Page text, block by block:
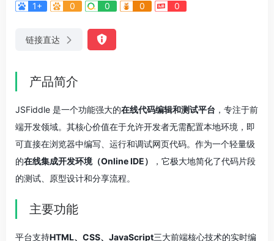
1+
0 0 0 0
链接直达
产品简介
JSFiddle 是一个功能强大的在线代码编辑和测试平台 ，专注于前
端开发领域。其核心价值在于允许开发者无需配置本地环境，即
可直接在浏览器中编写、运行和调试网页代码。作为一个轻量级
的在线集成开发环境（Online IDE）
，它极大地简化了代码片段
的测试、原型设计和分享流程。
主要功能
平台支持HTML、CSS、JavaScript三大前端核心技术的实时编